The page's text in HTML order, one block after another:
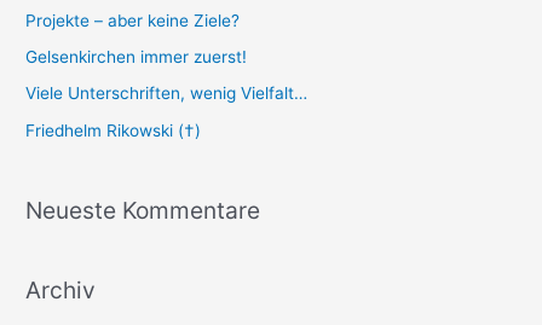
Projekte – aber keine Ziele?
Gelsenkirchen immer zuerst!
Viele Unterschriften, wenig Vielfalt…
Friedhelm Rikowski (†)
Neueste Kommentare
Archiv